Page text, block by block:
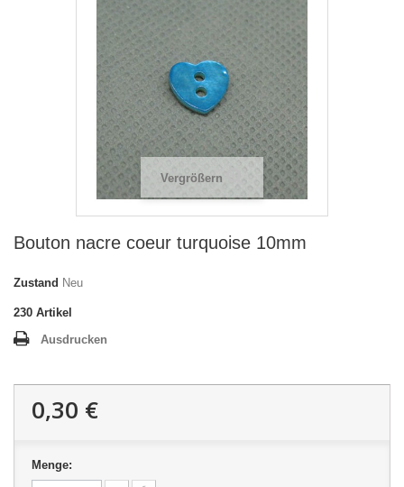
Vergrößern
Bouton nacre coeur turquoise 10mm
Zustand Neu
230 Artikel
Ausdrucken
0,30 €
Menge: